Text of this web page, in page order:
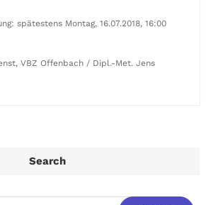
spätestens Montag, 16.07.2018, 16:00
VBZ Offenbach / Dipl.-Met. Jens
Search